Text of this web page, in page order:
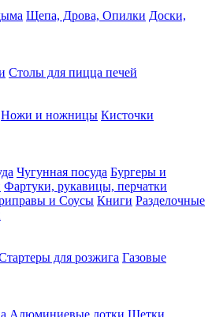
Щепа, Дрова, Опилки Доски,
Столы для пицца печей
Ножи и ножницы Кисточки
Чугунная посуда Бургеры и
Фартуки, рукавицы, перчатки
и Соусы Книги Разделочные
для розжига Газовые
Алюминиевые лотки Щетки